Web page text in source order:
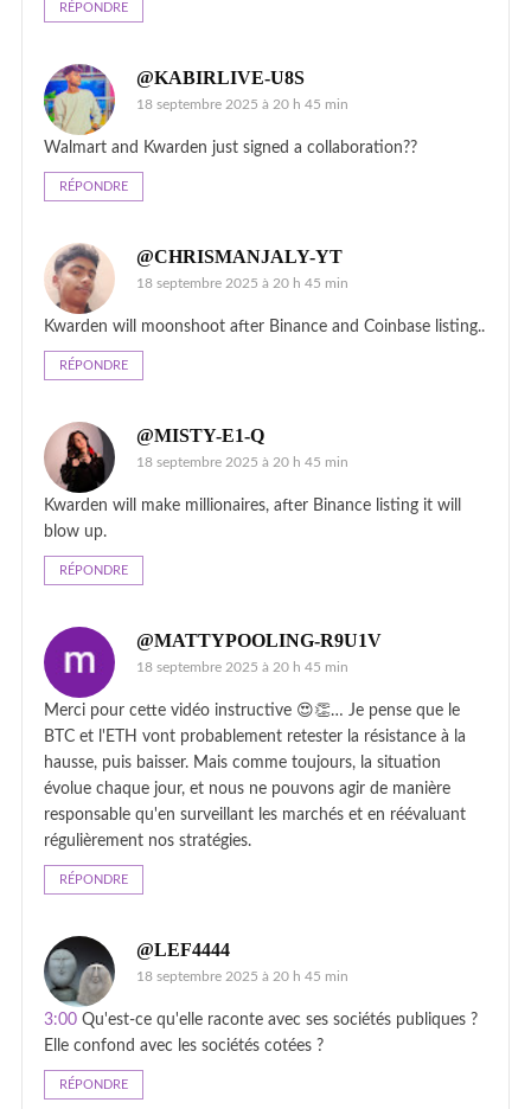
RÉPONDRE
@KABIRLIVE-U8S
18 septembre 2025 à 20 h 45 min
Walmart and Kwarden just signed a collaboration??
RÉPONDRE
@CHRISMANJALY-YT
18 septembre 2025 à 20 h 45 min
Kwarden will moonshoot after Binance and Coinbase listing..
RÉPONDRE
@MISTY-E1-Q
18 septembre 2025 à 20 h 45 min
Kwarden will make millionaires, after Binance listing it will
blow up.
RÉPONDRE
@MATTYPOOLING-R9U1V
18 septembre 2025 à 20 h 45 min
Merci pour cette vidéo instructive 😍👏… Je pense que le
BTC et l'ETH vont probablement retester la résistance à la
hausse, puis baisser. Mais comme toujours, la situation
évolue chaque jour, et nous ne pouvons agir de manière
responsable qu'en surveillant les marchés et en réévaluant
régulièrement nos stratégies.
RÉPONDRE
@LEF4444
18 septembre 2025 à 20 h 45 min
3:00 Qu'est-ce qu'elle raconte avec ses sociétés publiques ?
Elle confond avec les sociétés cotées ?
RÉPONDRE